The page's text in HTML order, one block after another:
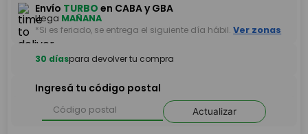
Envío TURBO en CABA y GBA
Llega MAÑANA
*Si es feriado, se entrega el siguiente día hábil. Ver zonas
30 díaspara devolver tu compra
Ingresá tu código postal
Actualizar